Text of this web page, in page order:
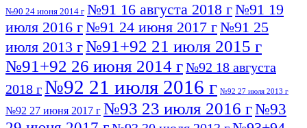
№90 24 июня 2014 г №91 16 августа 2018 г№91 19
июля 2016 г№91 24 июня 2017 г№91 25
июля 2013 г№91+92 21 июля 2015 г
№91+92 26 июня 2014 г№92 18 августа
2018 г№92 21 июля 2016 г №92 27 июля 2013 г
№92 27 июня 2017 г №93 23 июля 2016 г№93